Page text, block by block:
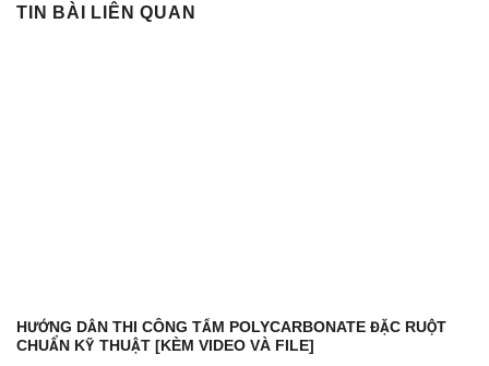
TIN BÀI LIÊN QUAN
HƯỚNG DẪN THI CÔNG TẤM POLYCARBONATE ĐẶC RUỘT
CHUẨN KỸ THUẬT [KÈM VIDEO VÀ FILE]